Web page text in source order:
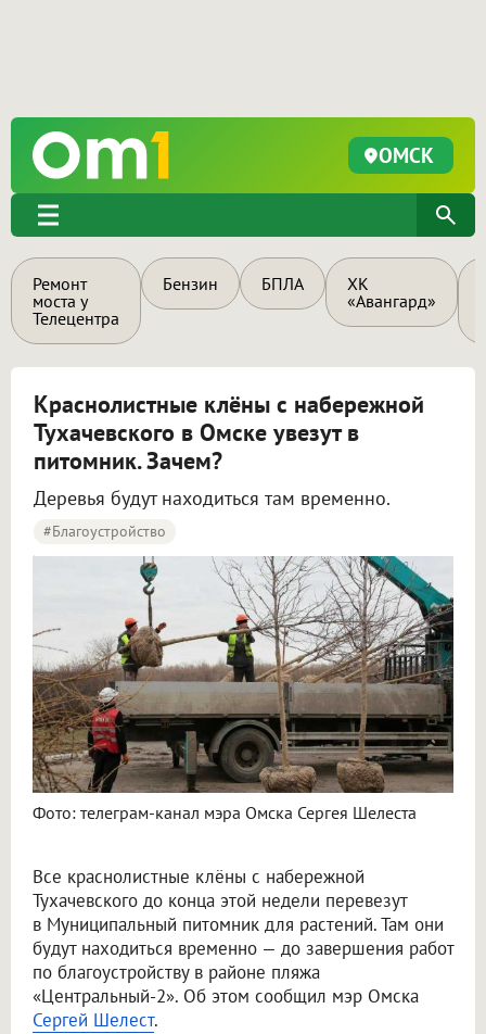
ОМСК
Ремонт
моста у
Телецентра
Бензин БПЛА
ХК
«Авангард»
Краснолистные клёны с набережной
Тухачевского в Омске увезут в
питомник. Зачем?
Деревья будут находиться там временно.
#благоустройство
Фото: телеграм-канал мэра Омска Сергея Шелеста
Все краснолистные клёны с набережной
Тухачевского до конца этой недели перевезут
в Муниципальный питомник для растений. Там они
будут находиться временно — до завершения работ
по благоустройству в районе пляжа
«Центральный-2». Об этом сообщил мэр Омска
Сергей Шелест.